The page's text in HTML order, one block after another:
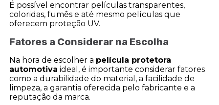
É possível encontrar películas transparentes,
coloridas, fumês e até mesmo películas que
oferecem proteção UV.
Fatores a Considerar na Escolha
Na hora de escolher a película protetora
automotiva ideal, é importante considerar fatores
como a durabilidade do material, a facilidade de
limpeza, a garantia oferecida pelo fabricante e a
reputação da marca.